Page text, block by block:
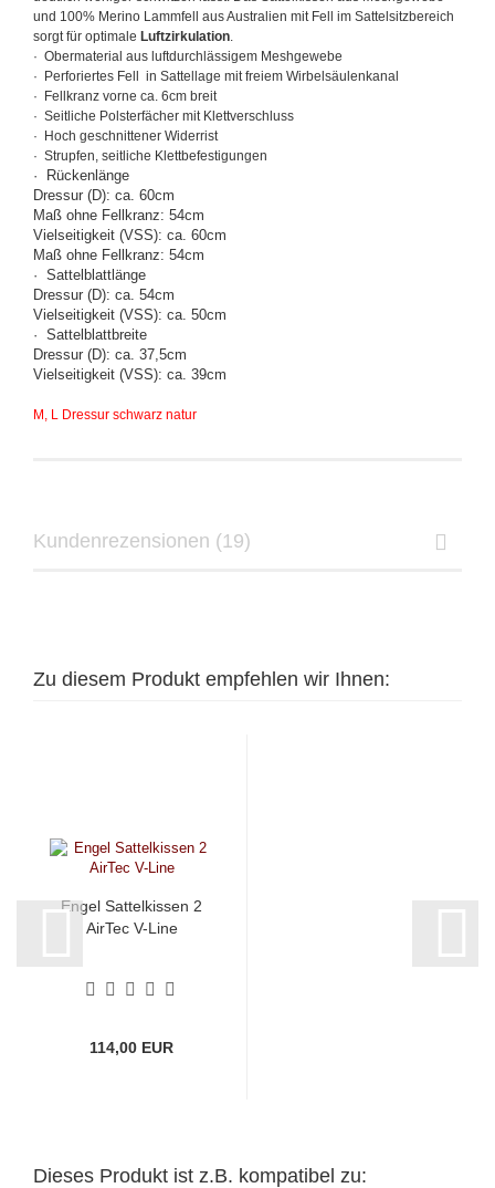
und 100% Merino Lammfell aus Australien mit Fell im Sattelsitzbereich
sorgt für optimale Luftzirkulation.
· Obermaterial aus luftdurchlässigem Meshgewebe
· Perforiertes Fell in Sattellage mit freiem Wirbelsäulenkanal
· Fellkranz vorne ca. 6cm breit
· Seitliche Polsterfächer mit Klettverschluss
· Hoch geschnittener Widerrist
· Strupfen, seitliche Klettbefestigungen
· Rückenlänge
Dressur (D): ca. 60cm
Maß ohne Fellkranz: 54cm
Vielseitigkeit (VSS): ca. 60cm
Maß ohne Fellkranz: 54cm
· Sattelblattlänge
Dressur (D): ca. 54cm
Vielseitigkeit (VSS): ca. 50cm
· Sattelblattbreite
Dressur (D): ca. 37,5cm
Vielseitigkeit (VSS): ca. 39cm
M, L Dressur schwarz natur
Kundenrezensionen (19)
Zu diesem Produkt empfehlen wir Ihnen:
Engel Sattelkissen 2
AirTec V-Line
114,00 EUR
Dieses Produkt ist z.B. kompatibel zu: